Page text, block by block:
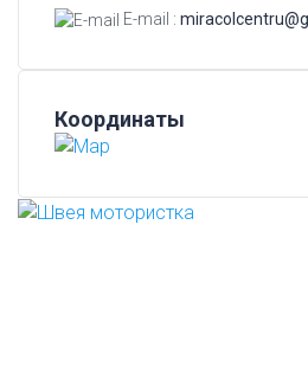
E-mail :
Координаты